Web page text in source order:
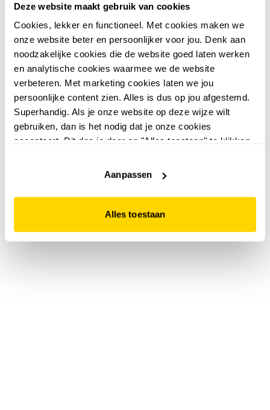
Deze website maakt gebruik van cookies
Cookies, lekker en functioneel. Met cookies maken we
onze website beter en persoonlijker voor jou. Denk aan
noodzakelijke cookies die de website goed laten werken
en analytische cookies waarmee we de website
verbeteren. Met marketing cookies laten we jou
persoonlijke content zien. Alles is dus op jou afgestemd.
Superhandig. Als je onze website op deze wijze wilt
gebruiken, dan is het nodig dat je onze cookies
accepteert. Dit doe je door op "Alles toestaan" te klikken.
website niet optimaal functioneert.
Aanpassen
Alles toestaan